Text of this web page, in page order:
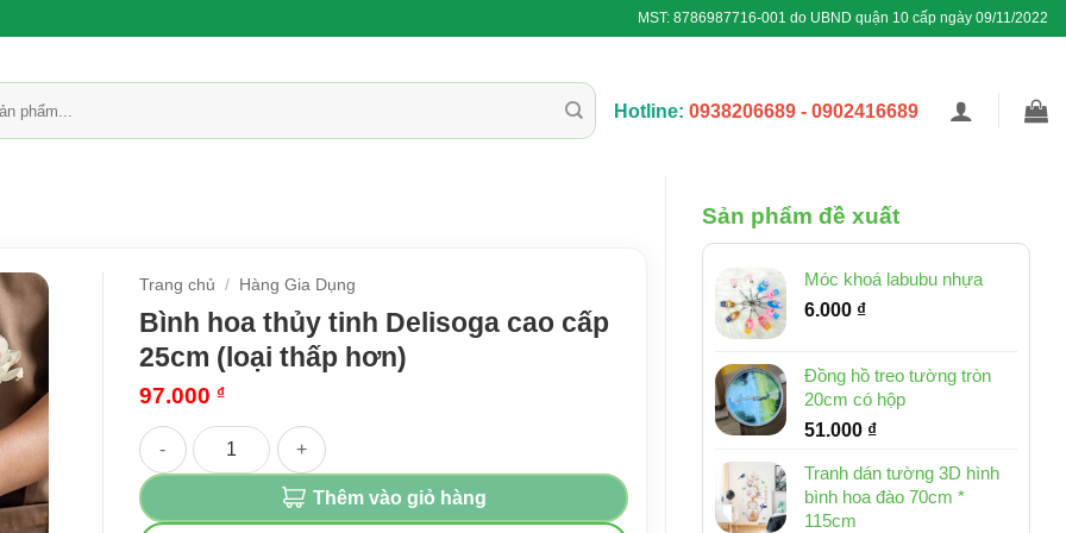
MST: 8786987716-001 do UBND quận 10 cấp ngày 09/11/2022
Hotline: 0938206689 - 0902416689
Sản phẩm đề xuất
Móc khoá labubu nhựa
6.000 ₫
Đồng hồ treo tường tròn
20cm có hộp
51.000 ₫
Tranh dán tường 3D hình
bình hoa đào 70cm *
115cm
Trang chủ / Hàng Gia Dụng
Bình hoa thủy tinh Delisoga cao cấp
25cm (loại thấp hơn)
97.000 ₫
Bình hoa thủy tinh Delisoga cao cấp 25cm (loại thấp hơn) số lượng
Thêm vào giỏ hàng